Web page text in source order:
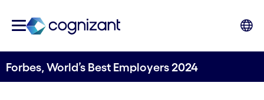
Forbes, World’s Best Employers 2024